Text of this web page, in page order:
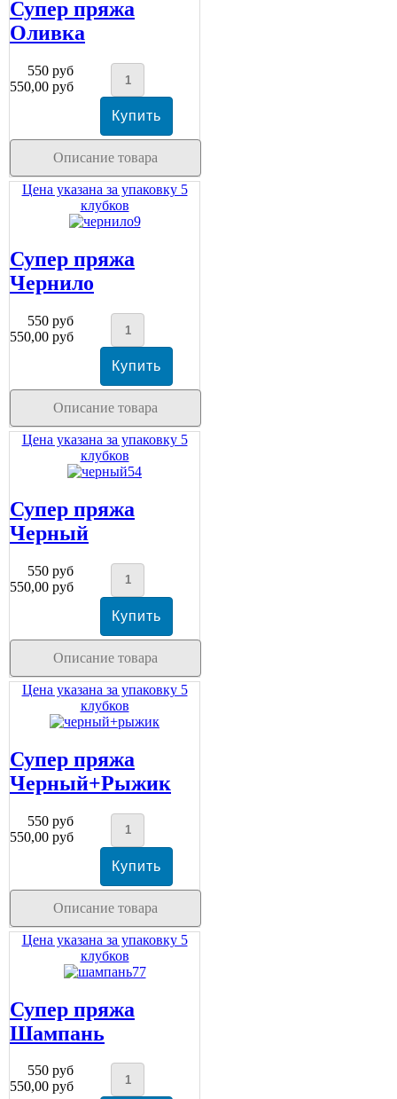
Супер пряжа
Оливка
550 руб
550,00 руб
Описание товара
Цена указана за упаковку 5
клубков
Супер пряжа
Чернило
550 руб
550,00 руб
Описание товара
Цена указана за упаковку 5
клубков
Супер пряжа
Черный
550 руб
550,00 руб
Описание товара
Цена указана за упаковку 5
клубков
Супер пряжа
Черный+Рыжик
550 руб
550,00 руб
Описание товара
Цена указана за упаковку 5
клубков
Супер пряжа
Шампань
550 руб
550,00 руб